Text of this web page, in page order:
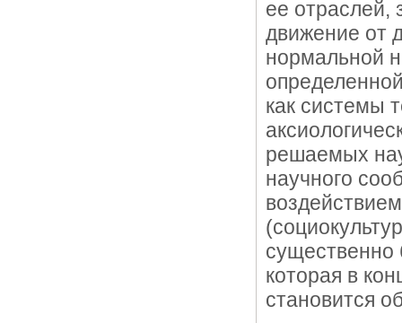
ее отраслей,
движение от
нормальной
как системы
решаемых
научного
которая в
становится